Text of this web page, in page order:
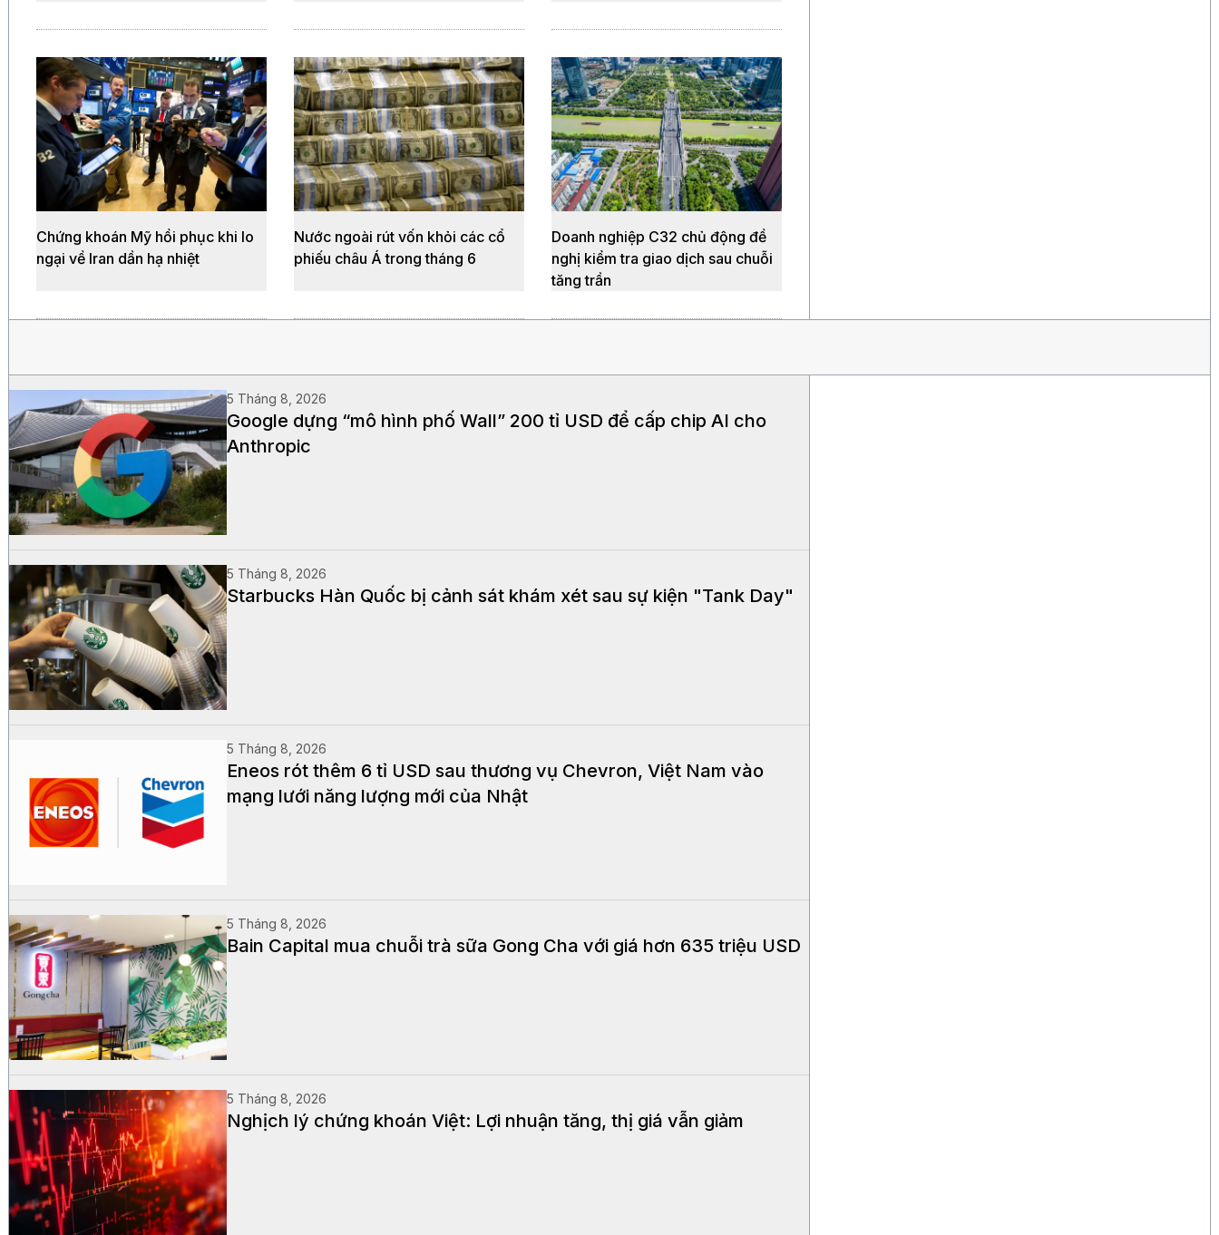
Chứng khoán Mỹ hồi phục khi lo
ngại về Iran dần hạ nhiệt
Nước ngoài rút vốn khỏi các cổ
phiếu châu Á trong tháng 6
Doanh nghiệp C32 chủ động đề
nghị kiểm tra giao dịch sau chuỗi
tăng trần
5 Tháng 8, 2026
Google dựng “mô hình phố Wall” 200 tỉ USD để cấp chip AI cho
Anthropic
5 Tháng 8, 2026
Starbucks Hàn Quốc bị cảnh sát khám xét sau sự kiện "Tank Day"
5 Tháng 8, 2026
Eneos rót thêm 6 tỉ USD sau thương vụ Chevron, Việt Nam vào
mạng lưới năng lượng mới của Nhật
5 Tháng 8, 2026
Bain Capital mua chuỗi trà sữa Gong Cha với giá hơn 635 triệu USD
5 Tháng 8, 2026
Nghịch lý chứng khoán Việt: Lợi nhuận tăng, thị giá vẫn giảm